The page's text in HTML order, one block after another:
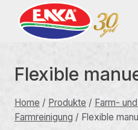
content
Flexible
Home / Produkte / Farm-
Farmreinigung / Flexible